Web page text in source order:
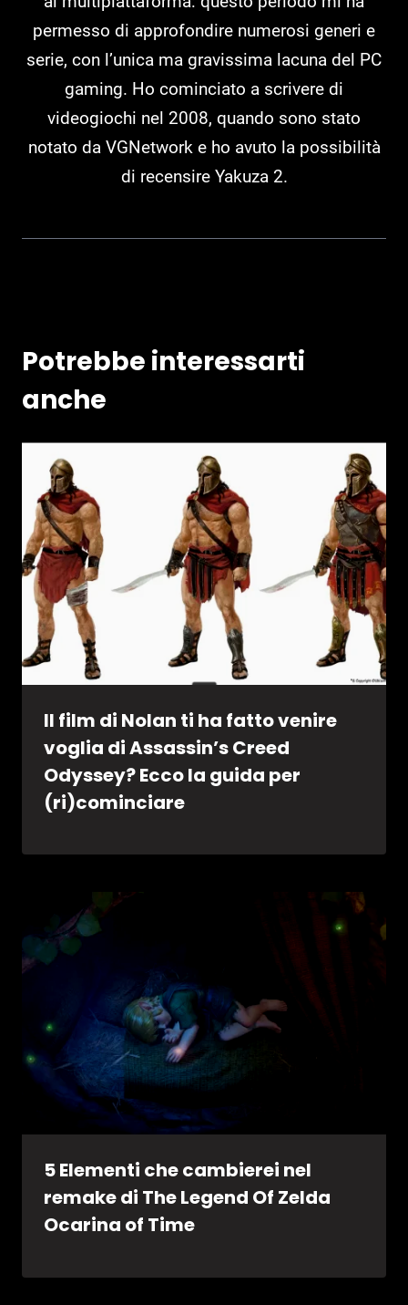
permesso di approfondire numerosi generi e
serie, con l’unica ma gravissima lacuna del PC
gaming. Ho cominciato a scrivere di
videogiochi nel 2008, quando sono stato
notato da VGNetwork e ho avuto la possibilità
di recensire Yakuza 2.
Potrebbe interessarti
anche
Il film di Nolan ti ha fatto venire
voglia di Assassin’s Creed
Odyssey? Ecco la guida per
(ri)cominciare
5 Elementi che cambierei nel
remake di The Legend Of Zelda
Ocarina of Time